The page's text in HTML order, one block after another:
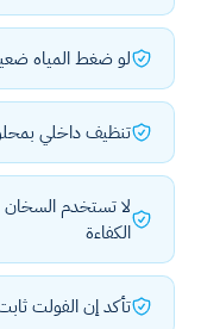
لو ضغط المياه
تنظيف داخلي بمحلول
الكفاءة
تأكد إن الفولت